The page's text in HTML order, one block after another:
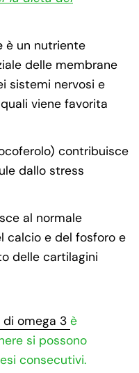
è un nutriente
delle membrane
sistemi nervosi e
viene favorita
contribuisce
dallo stress
al normale
calcio e del fosforo e
delle cartilagini
omega 3 è
si possono
consecutivi.